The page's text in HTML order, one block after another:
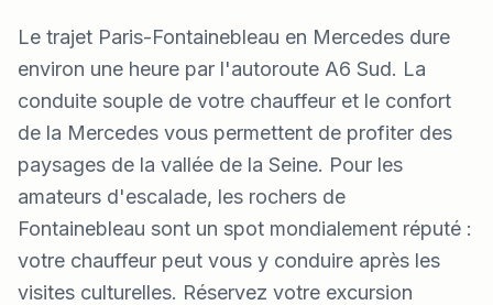
Le trajet Paris-Fontainebleau en Mercedes dure
environ une heure par l'autoroute A6 Sud. La
conduite souple de votre chauffeur et le confort
de la Mercedes vous permettent de profiter des
paysages de la vallée de la Seine. Pour les
amateurs d'escalade, les rochers de
Fontainebleau sont un spot mondialement réputé :
votre chauffeur peut vous y conduire après les
visites culturelles. Réservez votre excursion